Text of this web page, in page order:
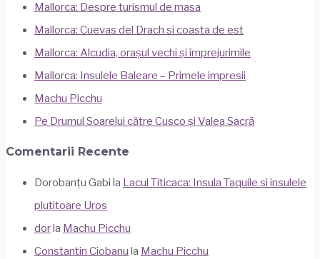
Mallorca: Despre turismul de masa
Mallorca: Cuevas del Drach si coasta de est
Mallorca: Alcudia, orașul vechi și împrejurimile
Mallorca: Insulele Baleare – Primele impresii
Machu Picchu
Pe Drumul Soarelui către Cusco și Valea Sacră
Comentarii Recente
Dorobanțu Gabi la Lacul Titicaca: Insula Taquile si insulele
plutitoare Uros
dorla Machu Picchu
Constantin Ciobanu la Machu Picchu